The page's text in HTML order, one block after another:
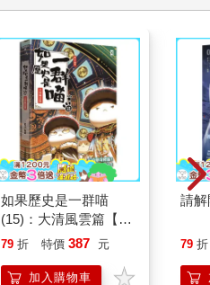
如果歷史是一群喵
(15)：大清風雲篇【萌
貓漫畫學歷史】
79 折 特價 387 元
加入購物車
請解
79 折